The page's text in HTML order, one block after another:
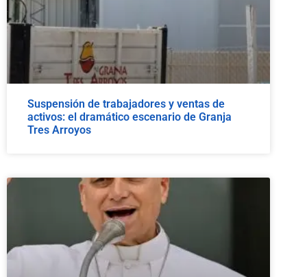
Suspensión de trabajadores y ventas de
activos: el dramático escenario de Granja
Tres Arroyos